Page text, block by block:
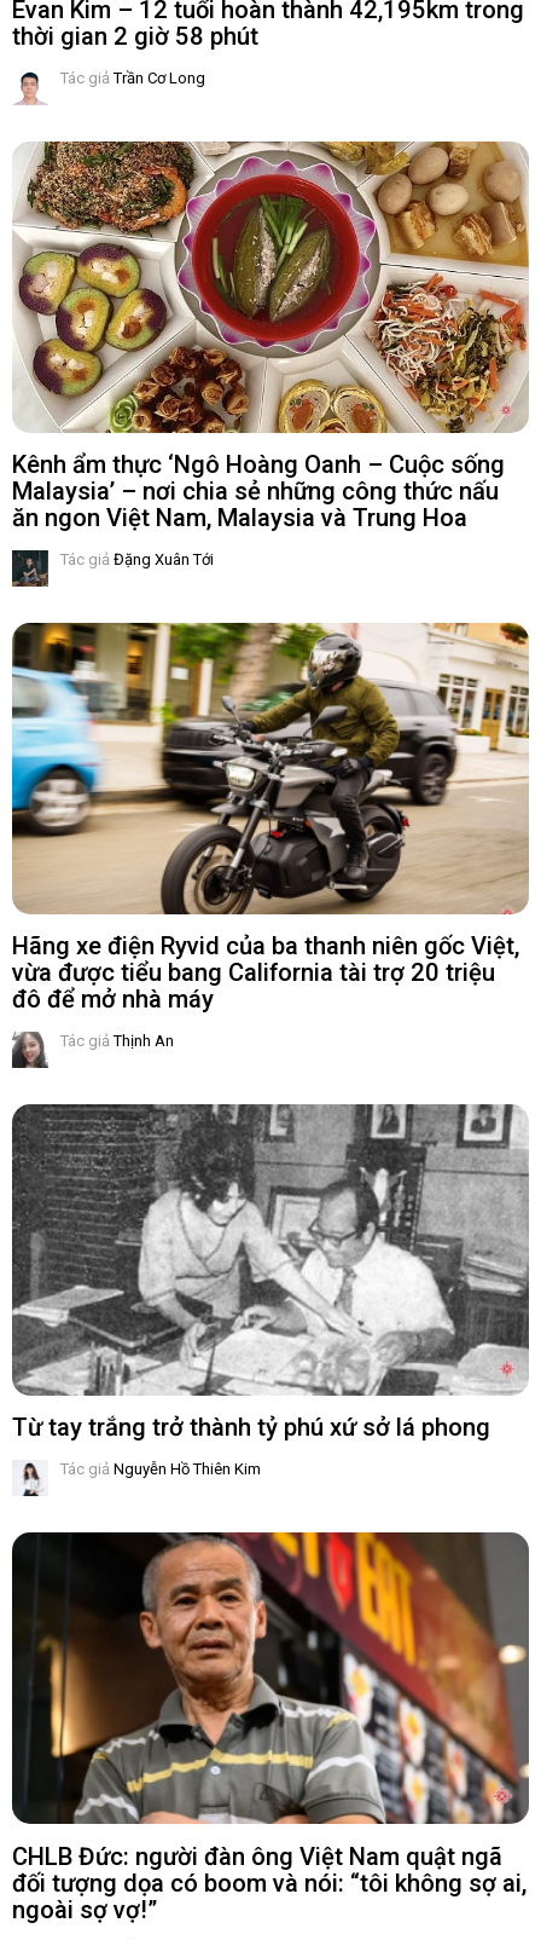
Evan Kim – 12 tuổi hoàn thành 42,195km trong
thời gian 2 giờ 58 phút
Tác giả Trần Cơ Long
Kênh ẩm thực ‘Ngô Hoàng Oanh – Cuộc sống
Malaysia’ – nơi chia sẻ những công thức nấu
ăn ngon Việt Nam, Malaysia và Trung Hoa
Tác giả Đặng Xuân Tới
Hãng xe điện Ryvid của ba thanh niên gốc Việt,
vừa được tiểu bang California tài trợ 20 triệu
đô để mở nhà máy
Tác giả Thịnh An
Từ tay trắng trở thành tỷ phú xứ sở lá phong
Tác giả Nguyễn Hồ Thiên Kim
CHLB Đức: người đàn ông Việt Nam quật ngã
đối tượng dọa có boom và nói: “tôi không sợ ai,
ngoài sợ vợ!”